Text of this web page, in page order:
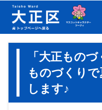
「大正もの
ものづくり
します♪